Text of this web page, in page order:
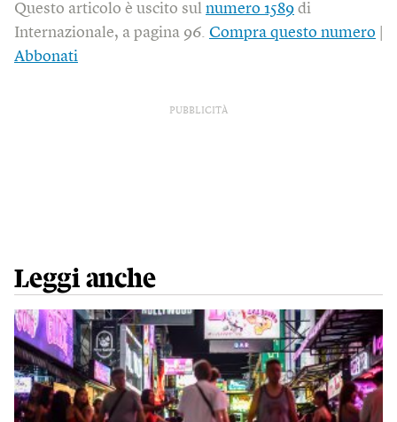
Questo articolo è uscito sul numero 1589 di
Internazionale, a pagina 96. Compra questo numero
Abbonati
PUBBLICITÀ
Leggi anche